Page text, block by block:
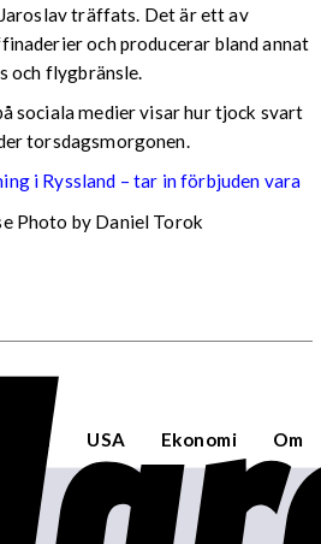
träffats. Det är ett av
och producerar bland annat
och flygbränsle.
sociala medier visar hur tjock svart
torsdagsmorgonen.
i Ryssland – tar in förbjuden vara
Photo by Daniel Torok
USA Ekonomi Om